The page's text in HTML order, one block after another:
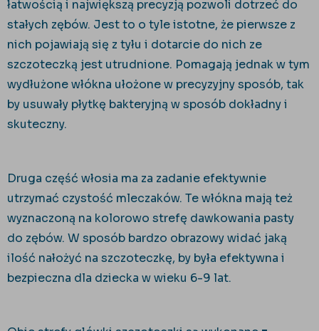
łatwością i największą precyzją pozwoli dotrzeć do
stałych zębów. Jest to o tyle istotne, że pierwsze z
nich pojawiają się z tyłu i dotarcie do nich ze
szczoteczką jest utrudnione. Pomagają jednak w tym
wydłużone włókna ułożone w precyzyjny sposób, tak
by usuwały płytkę bakteryjną w sposób dokładny i
skuteczny.
Druga część włosia ma za zadanie efektywnie
utrzymać czystość mleczaków. Te włókna mają też
wyznaczoną na kolorowo strefę dawkowania pasty
do zębów. W sposób bardzo obrazowy widać jaką
ilość nałożyć na szczoteczkę, by była efektywna i
bezpieczna dla dziecka w wieku 6-9 lat.